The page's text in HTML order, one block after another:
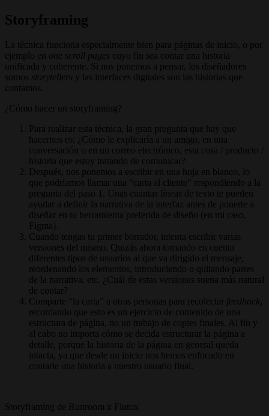
Storyframing
La técnica funciona especialmente bien para páginas de inicio, o por
ejemplo en one scroll pages cuyo fin sea contar una historia
unificada y coherente. Si nos ponemos a pensar, los diseñadores
somos storytellers y las interfaces digitales son las historias que
contamos.
¿Cómo hacer un storyframing?
Para realizar esta técnica, la gran pregunta que hay que
hacernos es: ¿Cómo le explicaría a un amigo, en una
conversación o en un correo electrónico, esta cosa / producto /
historia que estoy tratando de comunicar?
Después, nos ponemos a escribir en una hoja en blanco, lo
que podríamos llamar una “carta al cliente” respondiendo a la
pregunta del paso 1. Unas cuantas líneas de texto te pueden
ayudar a definir la narrativa de la interfaz antes de ponerte a
diseñar en tu herramienta preferida de diseño (en mi caso,
Figma).
Cuando tengas tu primer borrador, intenta escribir varias
versiones del mismo. Quizás ahora tomando en cuenta
diferentes tipos de usuarios al que va dirigido el mensaje,
reordenando los elementos, introduciendo o quitando partes
de la narrativa, etc. ¿Cuál de estas versiones suena más natural
de contar?
Comparte “la carta” a otras personas para recolectar feedback,
recordando que esto es un ejercicio de contenido de una
estructura de página, no un trabajo de copies finales. Al fin y
al cabo no importa cómo se decida estructurar la página a
detalle, porque la historia de la página en general queda
intacta, ya que desde un inicio nos hemos enfocado en
contarle una historia a nuestro usuario final.
Storyframing de Runroom x Flutox